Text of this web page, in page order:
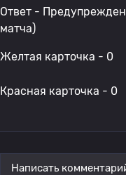
Ответ -
матча)
Желтая карточка - 0
Красная карточка - 0
Написать